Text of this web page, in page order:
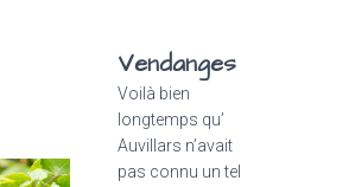
Vendanges
Voilà bien
longtemps qu’
Auvillars n’avait
pas connu un tel